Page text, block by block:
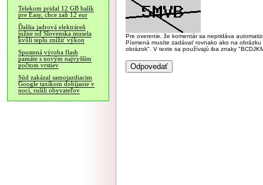
Telekom pridal 12 GB balík
pre Easy, chce zaň 12 eur
Ďalšia jadrová elektráreň
južne od Slovenska musela
kvôli teplu znížiť výkon
Spustená výroba flash
pamäte s novým najvyšším
počtom vrstiev
Súd zakázal samojazdiacim
Google taxíkom dobíjanie v
noci, rušili obyvateľov
Pre overenie, že komentár sa nepridáva
Písmená musíte zadávať rovnako ako na
obrázok". V texte sa používajú iba znaky